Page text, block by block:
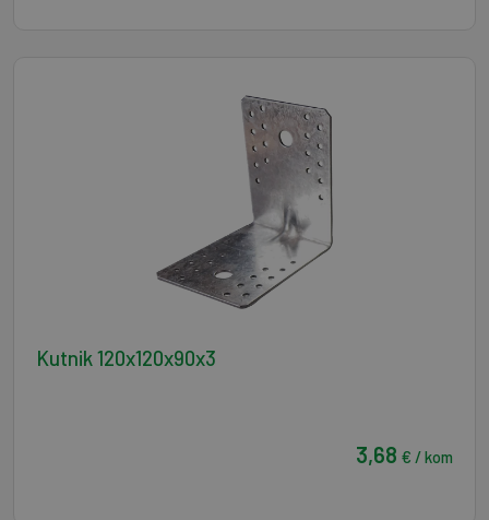
Kutnik 120x120x90x3
3,68 € / kom